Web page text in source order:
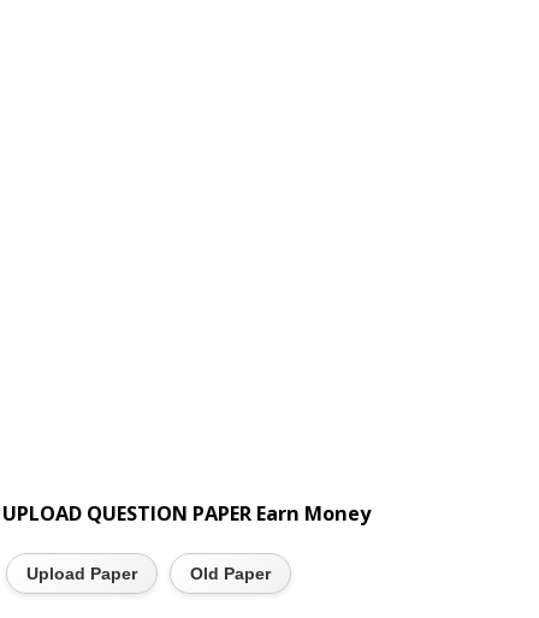
UPLOAD QUESTION PAPER Earn Money
Upload Paper Old Paper